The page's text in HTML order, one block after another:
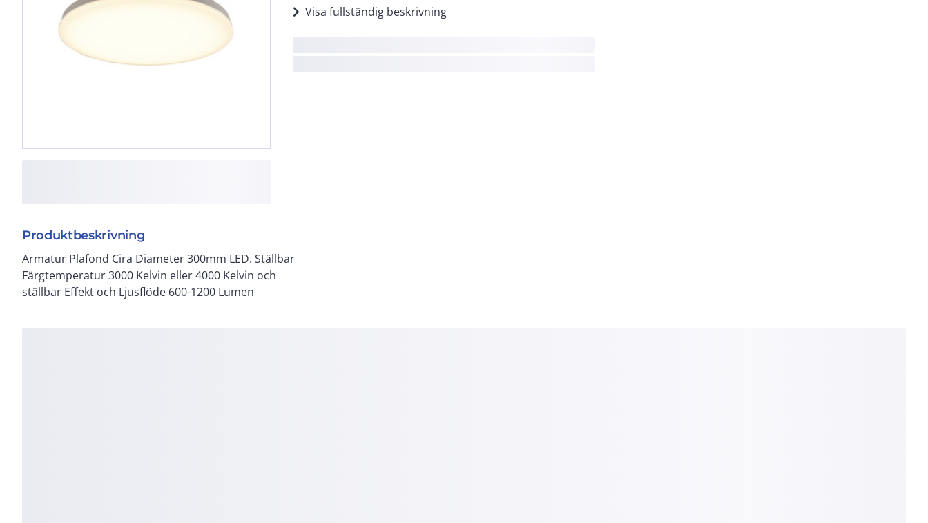
Visa fullständig beskrivning
Produktbeskrivning
Armatur Plafond Cira Diameter 300mm LED. Ställbar
Färgtemperatur 3000 Kelvin eller 4000 Kelvin och
ställbar Effekt och Ljusflöde 600-1200 Lumen